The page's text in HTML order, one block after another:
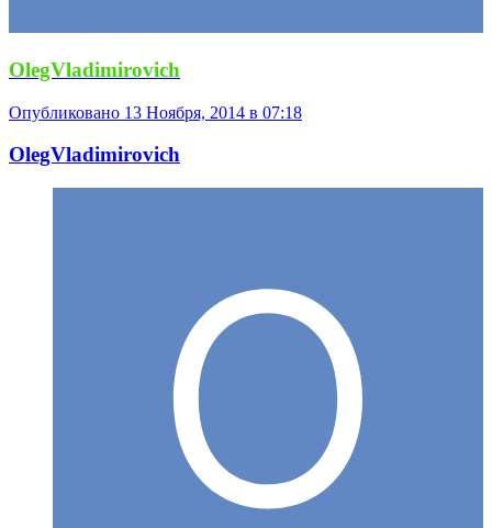
OlegVladimirovich
Опубликовано 13 Ноября, 2014 в 07:18
OlegVladimirovich